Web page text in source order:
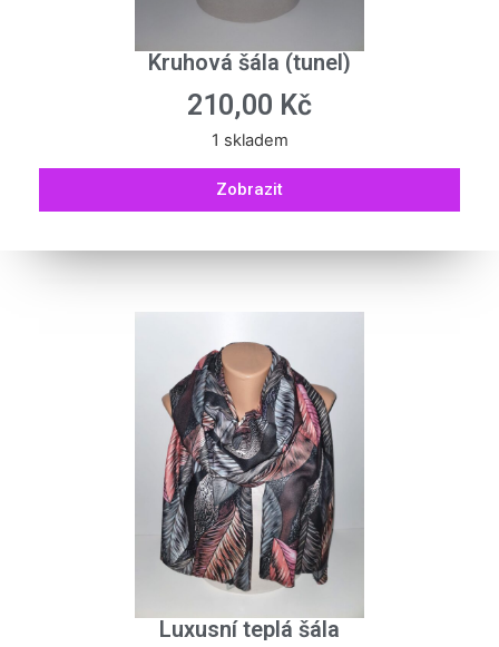
Kruhová šála (tunel)
210,00 Kč
1 skladem
Zobrazit
Luxusní teplá šála